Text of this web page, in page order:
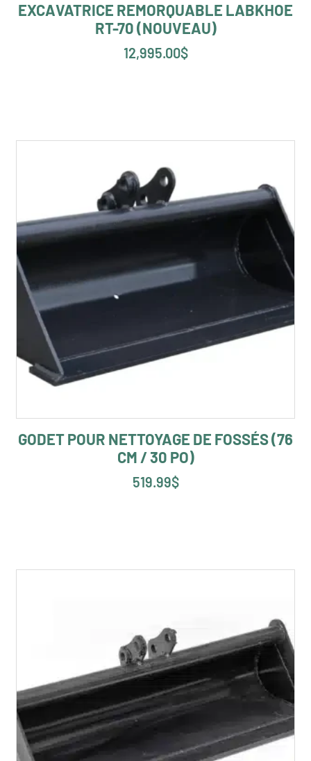
EXCAVATRICE REMORQUABLE LABKHOE
RT-70 (NOUVEAU)
12,995.00$
GODET POUR NETTOYAGE DE FOSSÉS (76
CM / 30 PO)
519.99$